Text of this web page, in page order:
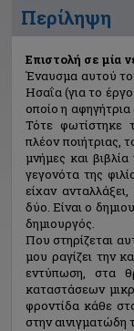
Περίληψη
Επιστολή σε μία
Έναυσμα αυτού
Ησαΐα (για το
οποίο η
Τότε φωτίστηκε
πλέον ποιήτριας,
μνήμες και
γεγονότα της
είχαν
δύο. Είναι ο
δημιουργός.
Που στηρίζεται
μου ραγίζει την
εντύπωση, στα
καταστάσεων
φροντίδα κάθε
στην αινιγματώδη